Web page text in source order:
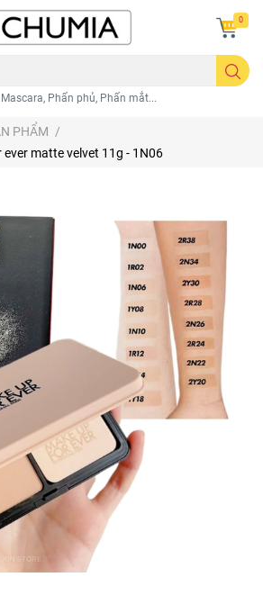
Phấn phủ, Phấn mắt...
0
PHẨM /
ever matte velvet 11g - 1N06